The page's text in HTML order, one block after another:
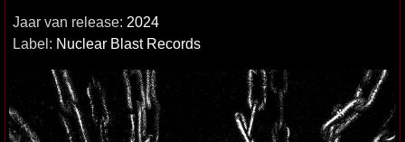
Jaar van release: 2024
Label: Nuclear Blast Records